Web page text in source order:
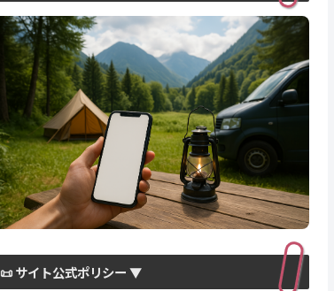
📜 サイト公式ポリシー ▼